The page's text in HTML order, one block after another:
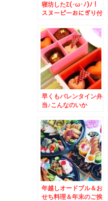
寝坊したΣ(･ω･ﾉ)ﾉ！
スヌーピーおにぎり付
早くもバレンタイン弁
当♪こんなのいか
年越しオードブル＆お
せち料理＆年末のご挨